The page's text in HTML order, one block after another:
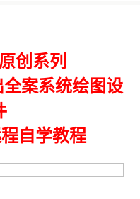
创系列
案系统绘图设
自学教程